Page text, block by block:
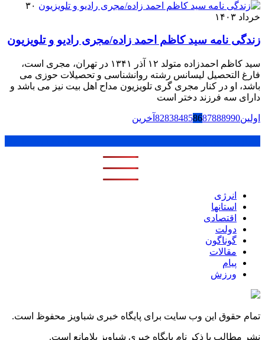
۳۰
خرداد ۱۴۰۳
زندگی نامه سید کاظم احمد زاده/مجری رادیو و تلویزیون
سید کاظم احمدزاده متولد ۱۲ آذر ۱۳۴۱ در تهران، مجری است،
فارغ التحصیل لیسانس رشته روانشناسی و تحصیلات حوزی می
باشد، او در کنار مجری گری تلویزیون مداح اهل بیت نیز می باشد و
دارای سه فرزند دختر است
اولین 828384858687888990 آخرین
انرژی
استانها
اقتصادی
دولت
گوناگون
مقالات
پیام
ورزش
تمام حقوق این وب سایت برای پایگاه خبری شباویز محفوظ است.
نشر مطالب با ذکر نام پایگاه خبری شباویز بلامانع است.